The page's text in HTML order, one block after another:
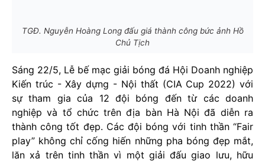
TGĐ. Nguyễn Hoàng Long đấu giá thành công bức ảnh Hồ
Chủ Tịch
Sáng 22/5, Lễ bế mạc giải bóng đá Hội Doanh nghiệp
Kiến trúc - Xây dựng - Nội thất (CIA Cup 2022) với
sự tham gia của 12 đội bóng đến từ các doanh
nghiệp và tổ chức trên địa bàn Hà Nội đã diễn ra
thành công tốt đẹp. Các đội bóng với tinh thần “Fair
play” không chỉ cống hiến những pha bóng đẹp mắt,
lăn xả trên tinh thần vì một giải đấu giao lưu, hữu